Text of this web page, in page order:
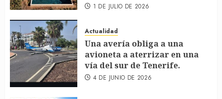
1 DE JULIO DE 2026
Actualidad
Una avería obliga a una
avioneta a aterrizar en una
vía del sur de Tenerife.
4 DE JUNIO DE 2026